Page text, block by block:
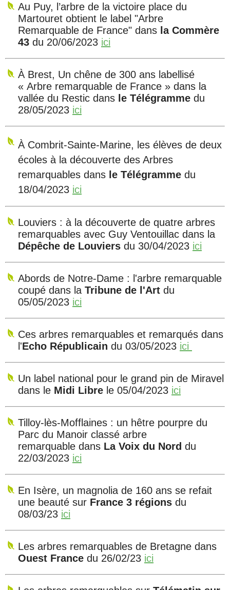
Au Puy, l’arbre de la victoire place du
Martouret obtient le label "Arbre
Remarquable de France" dans la Commère
43 du 20/06/2023 ici
À Brest, Un chêne de 300 ans labellisé
« Arbre remarquable de France » dans la
vallée du Restic dans le Télégramme du
28/05/2023 ici
À Combrit-Sainte-Marine, les élèves de deux
écoles à la découverte des Arbres
remarquables dans le Télégramme du
18/04/2023 ici
Louviers : à la découverte de quatre arbres
remarquables avec Guy Ventouillac dans la
Dépêche de Louviers du 30/04/2023 ici
Abords de Notre-Dame : l'arbre remarquable
coupé dans la Tribune de l'Art du
05/05/2023 ici
Ces arbres remarquables et remarqués dans
l'Echo Républicain du 03/05/2023 ici
Un label national pour le grand pin de Miravel
dans le Midi Libre le 05/04/2023 ici
Tilloy-lès-Mofflaines : un hêtre pourpre du
Parc du Manoir classé arbre
remarquable dans La Voix du Nord du
22/03/2023 ici
En Isère, un magnolia de 160 ans se refait
une beauté sur France 3 régions du
08/03/23 ici
Les arbres remarquables de Bretagne dans
Ouest France du 26/02/23 ici